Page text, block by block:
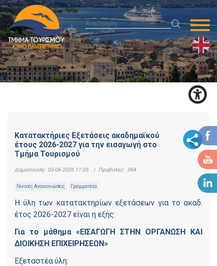
Κατατακτήριες Εξετάσεις ακαδημαϊκού
έτους 2026-2027 για την εισαγωγή στο
Τμήμα Τουρισμού
Δημοσίευση: 03-06-2026 11:05 | Προβολές: 394
Γενικές Ανακοινώσεις Γραμματεία
Η ύλη των κατατακτηρίων εξετάσεων για το ακαδ.
έτος 2026-2027 είναι η εξής:
Για το μάθημα «ΕΙΣΑΓΩΓΗ ΣΤΗΝ ΟΡΓΑΝΩΣΗ ΚΑΙ
ΔΙΟΙΚΗΣΗ ΕΠΙΧΕΙΡΗΣΕΩΝ»
Εξεταστέα ύλη: